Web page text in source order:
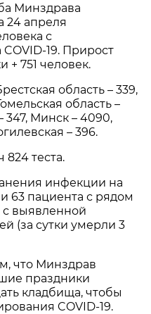
Минздрава
24 апреля
с
19. Прирост
+ 751 человек.
область – 339,
область –
347, Минск – 4090,
– 396.
824 теста.
инфекции на
63 пациента с рядом
с выявленной
(за сутки умерли 3
что Минздрав
праздники
кладбища, чтобы
COVID-19.